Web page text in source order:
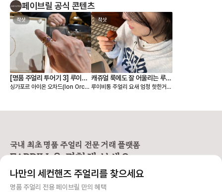
경하는 재미가 있는 페이브릴에서 좋
은 가격에 루이비통 이어링 경험하게
됐어요! 조금 무겁긴 한데 데일리용
아니고 기분전환용이라 괜찮아요, 개
인적으로는 세컨핸즈로 즐기기 찰떡
인 아이템이라고 생각해요. 예쁜 주
얼리 보내주신 판매자님 감사합니다
페이브릴 공식 콘텐츠
착샷
[명품 주얼리 투어기 3] 루이비
통 주얼리 @아이온 오차드
싱가포르 아이온 오차드(Ion Orch
통 주얼리는 조금 생소하실 수 있는
을 수 있기는 합니다만 제가 실물로
보고 착용해보니 오히려 키치하다는
아니고 하나씩 구입할 수 있는 건데
요렇게 착용해보라고 하셔서 껴봤어
요! 손가락을 감싸는 링이 얇게 펴진
착샷
캐쥬얼 룩에도 잘 어울리는 루이
비통 블라썸 네크리스
루이비통 주얼리 요새 엄청 핫한거
랜들이 주얼리 라인을 계속 확대하면
통 시그니처가 또렷해서 존재감있고
영한 매력이 있는 것 같아요! 후드만
국내 최초 명품 주얼리 전문 거래 플랫폼
FABRILL을 경험해 보세요.
사기 걱정 없는 안전 결제
나만의 세컨핸즈 주얼리를 찾으세요
명품 주얼리 전용 페이브릴 만의 혜택